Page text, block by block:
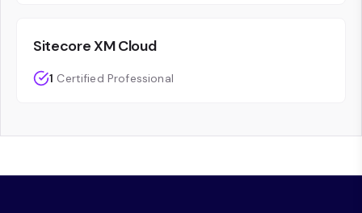
Sitecore XM Cloud
1 Certified Professional